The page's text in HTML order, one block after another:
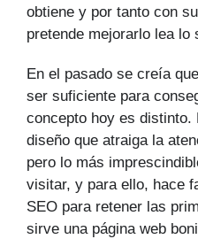
obtiene y por tanto con
pretende mejorarlo lea lo
En el pasado se creía
ser suficiente para
concepto hoy es distinto.
diseño que atraiga la
pero lo más
visitar, y para ello, hace
SEO para retener las
sirve una página web